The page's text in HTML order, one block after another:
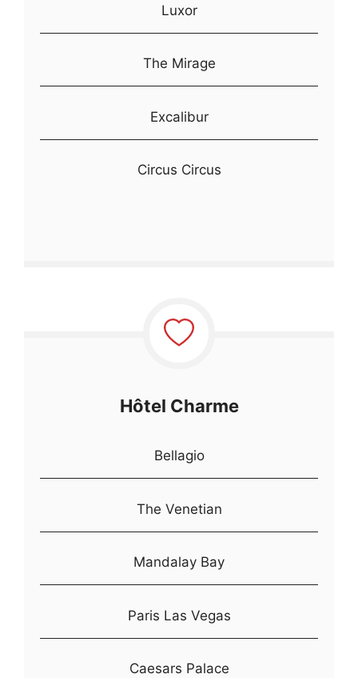
Luxor
The Mirage
Excalibur
Circus Circus
Hôtel Charme
Bellagio
The Venetian
Mandalay Bay
Paris Las Vegas
Caesars Palace